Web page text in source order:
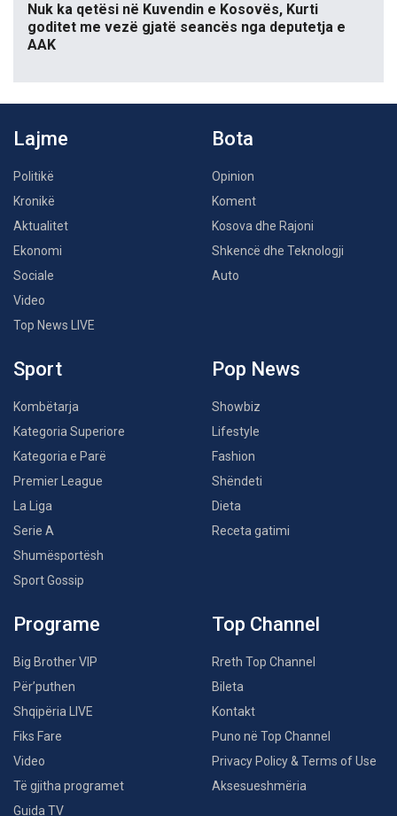
Nuk ka qetësi në Kuvendin e Kosovës, Kurti
goditet me vezë gjatë seancës nga deputetja e
AAK
Lajme
Politikë
Kronikë
Aktualitet
Ekonomi
Sociale
Video
Top News LIVE
Bota
Opinion
Koment
Kosova dhe Rajoni
Shkencë dhe Teknologji
Auto
Sport
Kombëtarja
Kategoria Superiore
Kategoria e Parë
Premier League
La Liga
Serie A
Shumësportësh
Sport Gossip
Pop News
Showbiz
Lifestyle
Fashion
Shëndeti
Dieta
Receta gatimi
Programe
Big Brother VIP
Për’puthen
Shqipëria LIVE
Fiks Fare
Video
Të gjitha programet
Guida TV
Top Channel
Rreth Top Channel
Bileta
Kontakt
Puno në Top Channel
Privacy Policy & Terms of Use
Aksesueshmëria